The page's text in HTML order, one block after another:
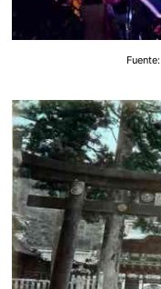
Fuente: